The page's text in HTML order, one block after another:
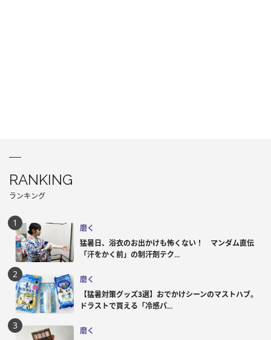
RANKING
ランキング
磨く
猛暑日、浴衣のお出かけも怖くない！ マンダム直伝
「汗をかく前」の制汗剤テク...
磨く
【猛暑対策グッズ3選】おでかけシーンのマストハブ。
ドラストで買える「冷感パ...
磨く